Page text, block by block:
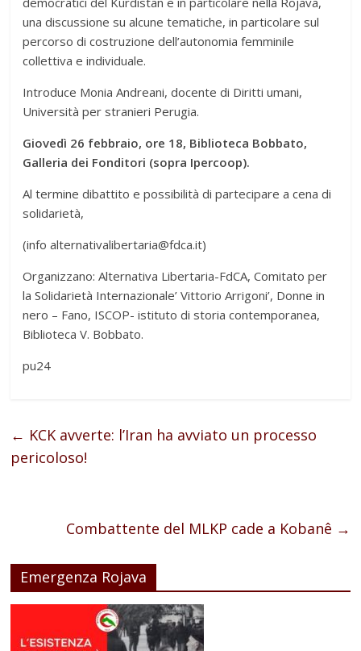
una discussione su alcune tematiche, in particolare sul
percorso di costruzione dell’autonomia femminile
collettiva e individuale.
Introduce Monia Andreani, docente di Diritti umani,
Università per stranieri Perugia.
Giovedì 26 febbraio, ore 18, Biblioteca Bobbato,
Galleria dei Fonditori (sopra Ipercoop).
Al termine dibattito e possibilità di partecipare a cena di
solidarietà,
(info alternativalibertaria@fdca.it)
Organizzano: Alternativa Libertaria-FdCA, Comitato per
la Solidarietà Internazionale’ Vittorio Arrigoni’, Donne in
nero – Fano, ISCOP- istituto di storia contemporanea,
Biblioteca V. Bobbato.
pu24
← KCK avverte: l’Iran ha avviato un processo
pericoloso!
Combattente del MLKP cade a Kobanê →
Emergenza Rojava